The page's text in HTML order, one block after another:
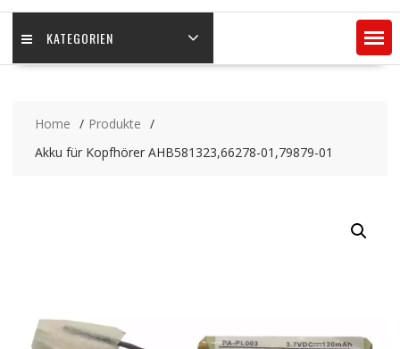
KATEGORIEN
Home
Produkte
Akku für Kopfhörer AHB581323,66278-01,79879-01